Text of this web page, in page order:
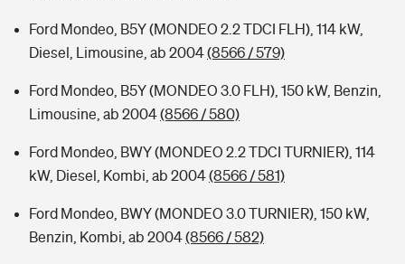
Ford Mondeo, B5Y (MONDEO 2.2 TDCI FLH), 114 kW,
Diesel, Limousine, ab 2004(8566 / 579)
Ford Mondeo, B5Y (MONDEO 3.0 FLH), 150 kW, Benzin,
Limousine, ab 2004(8566 / 580)
Ford Mondeo, BWY (MONDEO 2.2 TDCI TURNIER), 114
kW, Diesel, Kombi, ab 2004(8566 / 581)
Ford Mondeo, BWY (MONDEO 3.0 TURNIER), 150 kW,
Benzin, Kombi, ab 2004(8566 / 582)